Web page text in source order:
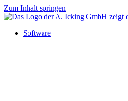
Zum Inhalt springen
Software